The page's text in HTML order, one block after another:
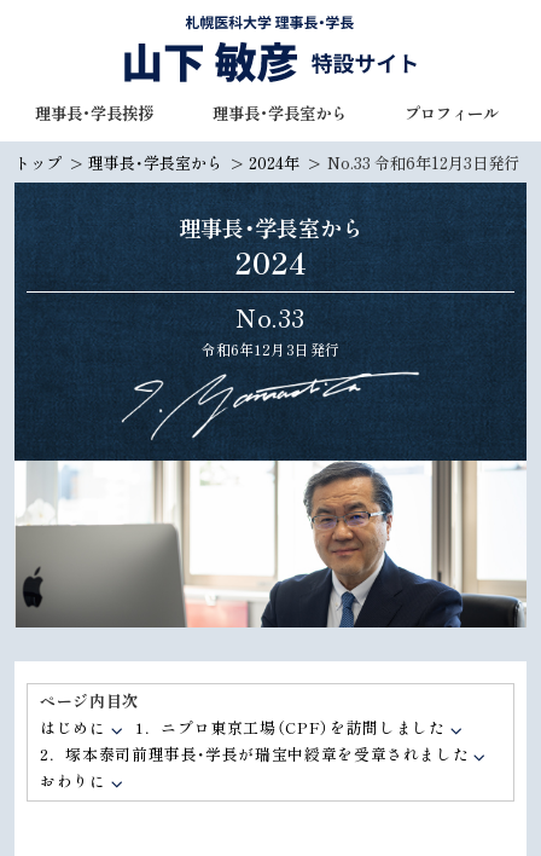
ニ
ュ
ー
札幌医科大学 理事長・学長
山下 敏彦 特設サイト
理事長・学長挨拶 理事長・学長室から プロフィール
トップ 理事長・学長室から 2024年 No.33 令和6年12月3日発行
理事長・学長室から
2024
No.33
令和6年12月3日発行
ページ内目次
はじめに
1．ニプロ東京工場（CPF）を訪問しました
2．塚本泰司前理事長・学長が瑞宝中綬章を受章されました
おわりに